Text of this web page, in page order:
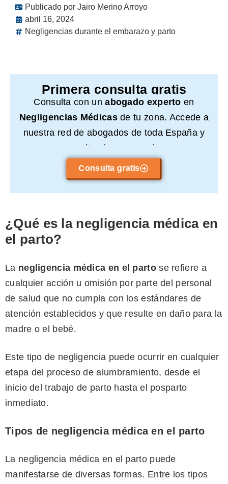
Publicado por Jairo Merino Arroyo
abril 16, 2024
Negligencias durante el embarazo y parto
Primera consulta gratis
Consulta con unabogado experto en
Negligencias Médicasde tu zona. Accede a
nuestra red de abogados de toda España y
consulta sin compromiso.
Consulta gratis
¿Qué es la negligencia médica en
el parto?
La negligencia médica en el partose refiere a
cualquier acción u omisión por parte del personal
de salud que no cumpla con los estándares de
atención establecidos y que resulte en daño para la
madre o el bebé.
Este tipo de negligencia puede ocurrir en cualquier
etapa del proceso de alumbramiento, desde el
inicio del trabajo de parto hasta el posparto
inmediato.
Tipos de negligencia médica en el parto
La negligencia médica en el parto puede
manifestarse de diversas formas. Entre los tipos